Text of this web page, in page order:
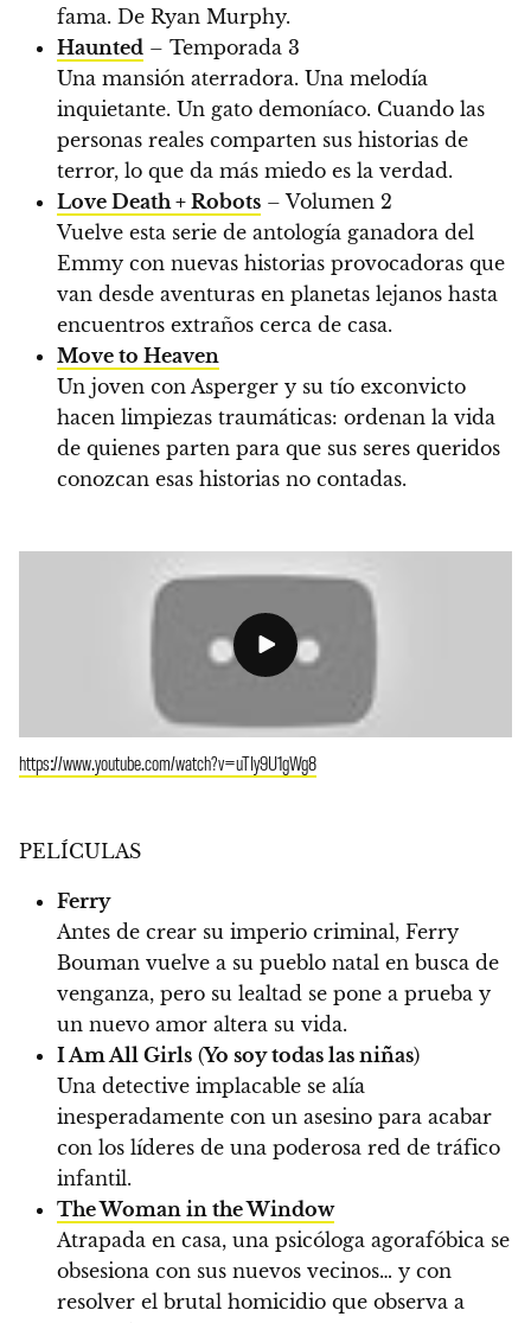
fama. De Ryan Murphy.
Haunted – Temporada 3
Una mansión aterradora. Una melodía
inquietante. Un gato demoníaco. Cuando las
personas reales comparten sus historias de
terror, lo que da más miedo es la verdad.
Love Death + Robots – Volumen 2
Vuelve esta serie de antología ganadora del
Emmy con nuevas historias provocadoras que
van desde aventuras en planetas lejanos hasta
encuentros extraños cerca de casa.
Move to Heaven
Un joven con Asperger y su tío exconvicto
hacen limpiezas traumáticas: ordenan la vida
de quienes parten para que sus seres queridos
conozcan esas historias no contadas.
https://www.youtube.com/watch?v=uTIy9U1gWg8
PELÍCULAS
Ferry
Antes de crear su imperio criminal, Ferry
Bouman vuelve a su pueblo natal en busca de
venganza, pero su lealtad se pone a prueba y
un nuevo amor altera su vida.
I Am All Girls (Yo soy todas las niñas)
Una detective implacable se alía
inesperadamente con un asesino para acabar
con los líderes de una poderosa red de tráfico
infantil.
The Woman in the Window
Atrapada en casa, una psicóloga agorafóbica se
obsesiona con sus nuevos vecinos… y con
resolver el brutal homicidio que observa a